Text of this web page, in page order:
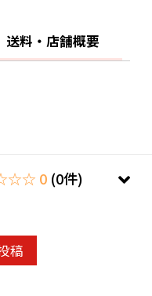
送料・店舗概要
0 (0件)
稿